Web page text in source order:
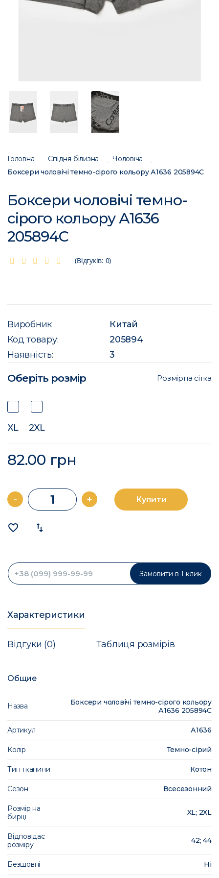
Головна Спідня білизна
Чоловіча
Боксери чоловічі темно-сірого кольору А1636 205894C
Боксери чоловічі темно-
сірого кольору А1636
205894C
(Відгуків: 0)
Виробник
Китай
Код товару:
205894
Наявність:
3
Оберіть розмір Розмірна сітка
XL 2XL
82.00 грн
- + Купити
favorite_border import_export
Замовити в 1 клик
Характеристики
Відгуки (0) Таблиця розмірів
Общие
Назва
Боксери чоловічі темно-сірого кольору
А1636 205894C
Артикул А1636
Колір Темно-сірий
Тип тканини Котон
Сезон Всесезонний
Розмір на
бирці
XL; 2XL
Відповідає
розміру
42; 44
Безшовні Ні